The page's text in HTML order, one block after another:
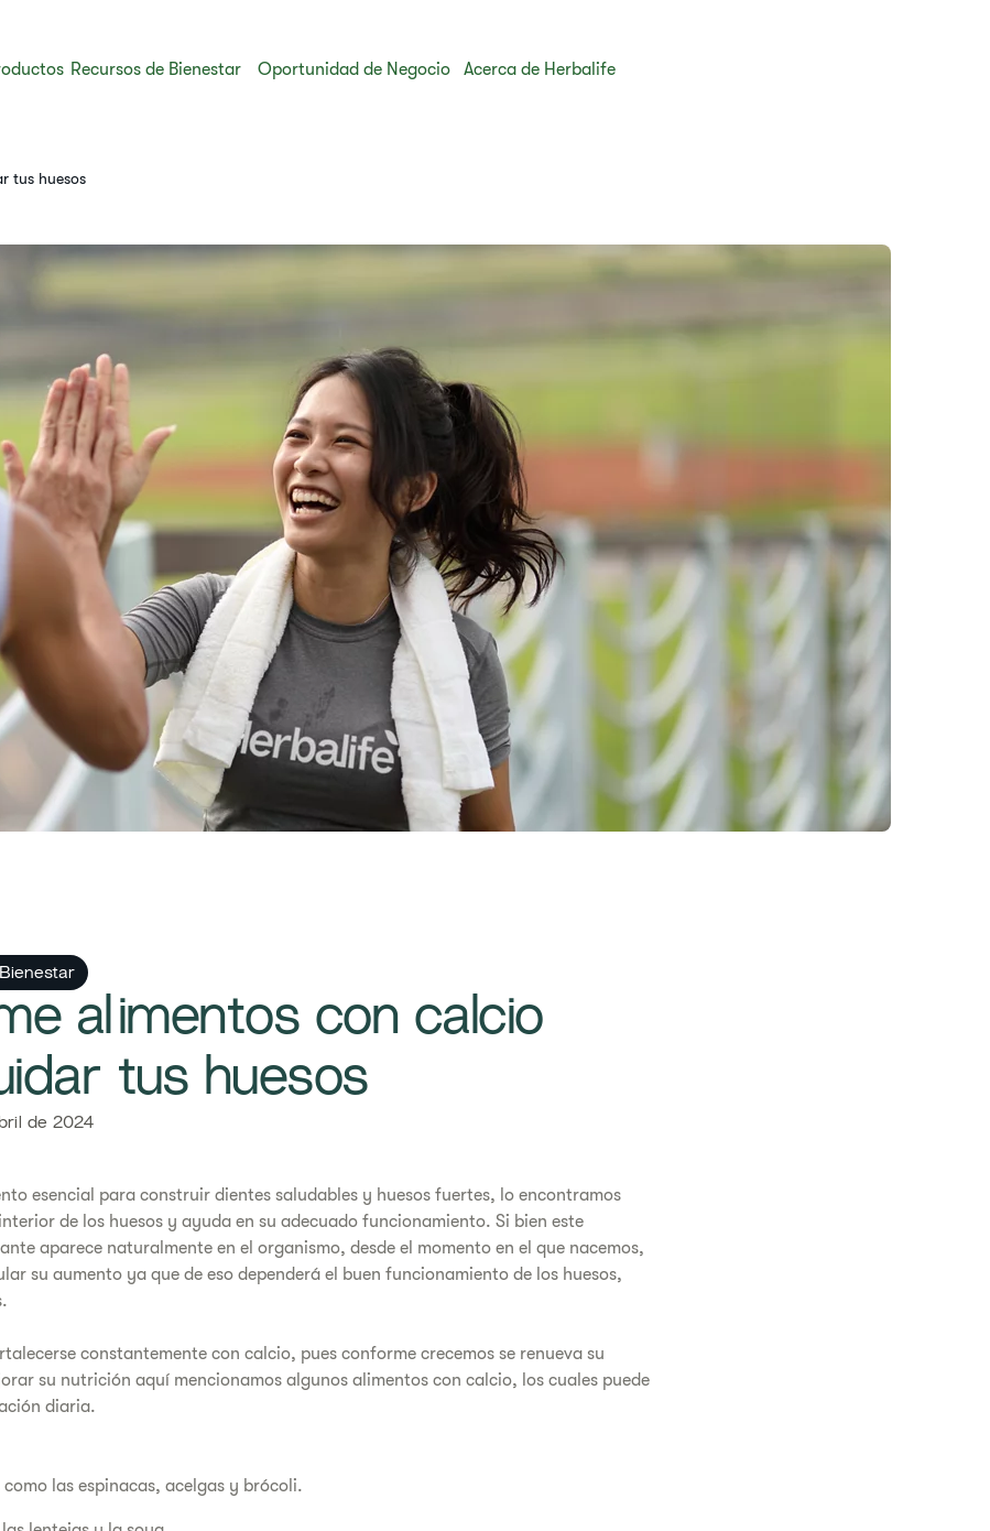
Recursos de Bienestar Oportunidad de Negocio Acerca de Herbalife
tus huesos
alimentos con calcio
tus huesos
de 2024
esencial para construir dientes saludables y huesos fuertes, lo encontramos
de los huesos y ayuda en su adecuado funcionamiento. Si bien este
aparece naturalmente en el organismo, desde el momento en el que nacemos,
su aumento ya que de eso dependerá el buen funcionamiento de los huesos,
constantemente con calcio, pues conforme crecemos se renueva su
su nutrición aquí mencionamos algunos alimentos con calcio, los cuales puede
diaria.
las espinacas, acelgas y brócoli.